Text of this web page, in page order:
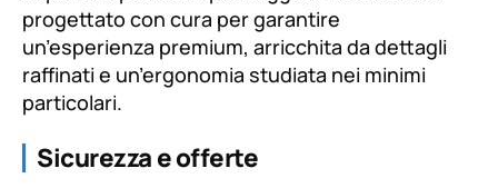
progettato con cura per garantire
un’esperienza premium, arricchita da dettagli
raffinati e un’ergonomia studiata nei minimi
particolari.
Sicurezza e offerte